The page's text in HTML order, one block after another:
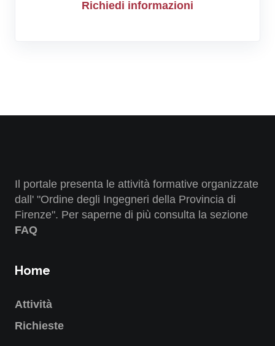
Richiedi informazioni
Il portale presenta le attività formative organizzate
dall' "Ordine degli Ingegneri della Provincia di
Firenze". Per saperne di più consulta la sezione
FAQ
Home
Attività
Richieste